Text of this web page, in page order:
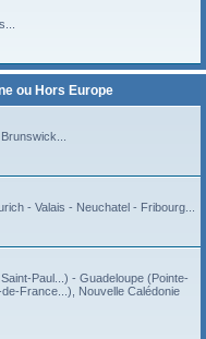
ou Hors Europe
- Valais - Neuchatel - Fribourg...
Paul...) - Guadeloupe (Pointe-
France...), Nouvelle Calédonie